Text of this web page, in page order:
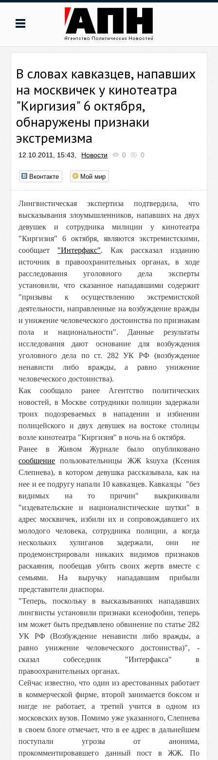
В словах кавказцев, напавших
на москвичек у кинотеатра
"Киргизия" 6 октября,
обнаружены признаки
экстремизма
12.10.2011, 15:43, Новости 0 0
Вконтакте Мой мир
Лингвистическая экспертиза подтвердила, что
высказывания злоумышленников, напавших на двух
девушек и сотрудника милиции у кинотеатра
"Киргизия" 6 октября, являются экстремистскими,
сообщает "Интерфакс". Как рассказал изданию
источник в правоохранительных органах, в ходе
расследования уголовного дела эксперты
установили, что сказанное нападавшими содержит
"призывы к осуществлению экстремистской
деятельности, направленные на возбуждение вражды
и унижение человеческого достоинства по признакам
пола и национальности". Данные результаты
исследования дают основание для возбуждения
уголовного дела по ст. 282 УК РФ (возбуждение
ненависти либо вражды, а равно унижение
человеческого достоинства).
Как сообщало ранее Агентство политических
новостей, в Москве сотрудники полиции задержали
троих подозреваемых в нападении и избиении
полицейского и двух девушек на востоке столицы
возле кинотеатра "Киргизия" в ночь на 6 октября.
Ранее в Живом Журнале было опубликовано
сообщение пользовательницы ЖЖ ksuyxa (Ксения
Слепнева), в котором девушка рассказывала, как на
нее и ее подругу напали 10 кавказцев. Кавказцы "без
видимых на то причин" выкрикивали
"издевательские и националистические шутки" в
адрес москвичек, избили их и сопровождавшего их
молодого человека, сотрудника полиции, а когда
нескольких хулиганов задержали, они не
продемонстрировали никаких видимов признаков
раскаяния, пообещав убить своих жертв вместе с
семьями. На выручку нападавшим прибыли
представители диаспоры.
"Теперь, поскольку в высказываниях нападавших
лингвисты установили признаки ксенофобии, теперь
им может быть предъявлено обвинение по статье 282
УК РФ (Возбуждение ненависти либо вражды, а
равно унижение человеческого достоинства)", -
сказал собеседник "Интерфакса" в
правоохранительных органах.
Сейчас известно, что один из арестованных работает
в коммерческой фирме, второй занимается боксом и
нигде не работает, а третий учится в одном из
московских вузов. Помимо уже указанного, Слепнева
в своем блоге отмечает, что в ее адрес в дальнейшем
поступали угрозы от анонима,
прокомментировавшего данный пост в ЖЖ. По